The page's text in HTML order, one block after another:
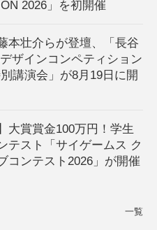
2026」を初開催
本壮介らが登壇、「長谷
ザインコンペティション
講演会」が8月19日に開
大賞賞金100万円！学生
テスト「サイゲームス ク
コンテスト2026」が開催
一覧